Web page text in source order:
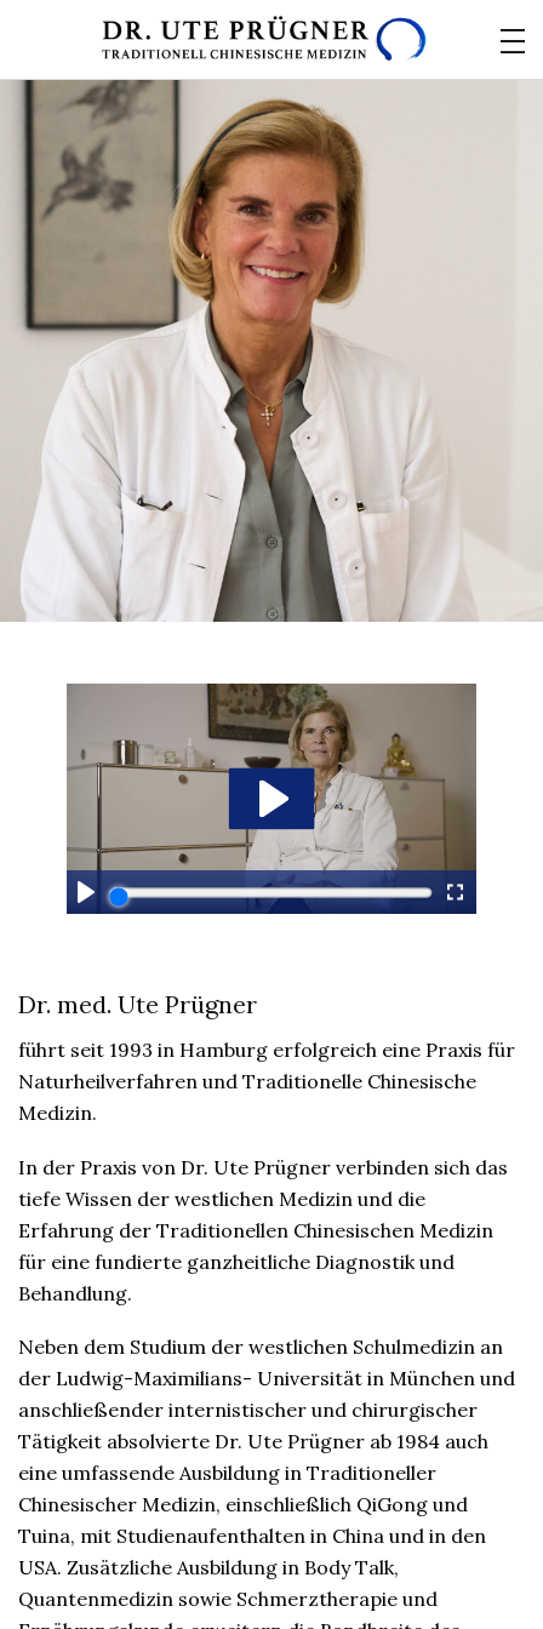
Dr. med. Ute Prügner
führt seit 1993 in Hamburg erfolgreich eine Praxis für
Naturheilverfahren und Traditionelle Chinesische
Medizin.
In der Praxis von Dr. Ute Prügner verbinden sich das
tiefe Wissen der westlichen Medizin und die
Erfahrung der Traditionellen Chinesischen Medizin
für eine fundierte ganzheitliche Diagnostik und
Behandlung.
Neben dem Studium der westlichen Schulmedizin an
der Ludwig-Maximilians- Universität in München und
anschließender internistischer und chirurgischer
Tätigkeit absolvierte Dr. Ute Prügner ab 1984 auch
eine umfassende Ausbildung in Traditioneller
Chinesischer Medizin, einschließlich QiGong und
Tuina, mit Studienaufenthalten in China und in den
USA. Zusätzliche Ausbildung in Body Talk,
Quantenmedizin sowie Schmerztherapie und